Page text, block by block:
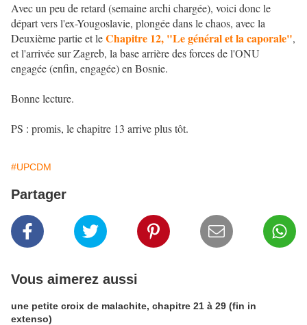
Avec un peu de retard (semaine archi chargée), voici donc le
départ vers l'ex-Yougoslavie, plongée dans le chaos, avec la
Deuxième partie et leChapitre 12, "Le général et la caporale",
et l'arrivée sur Zagreb, la base arrière des forces de l'ONU
engagée (enfin, engagée) en Bosnie.
Bonne lecture.
PS : promis, le chapitre 13 arrive plus tôt.
#UPCDM
Partager
Vous aimerez aussi
une petite croix de malachite, chapitre 21 à 29 (fin in
extenso)